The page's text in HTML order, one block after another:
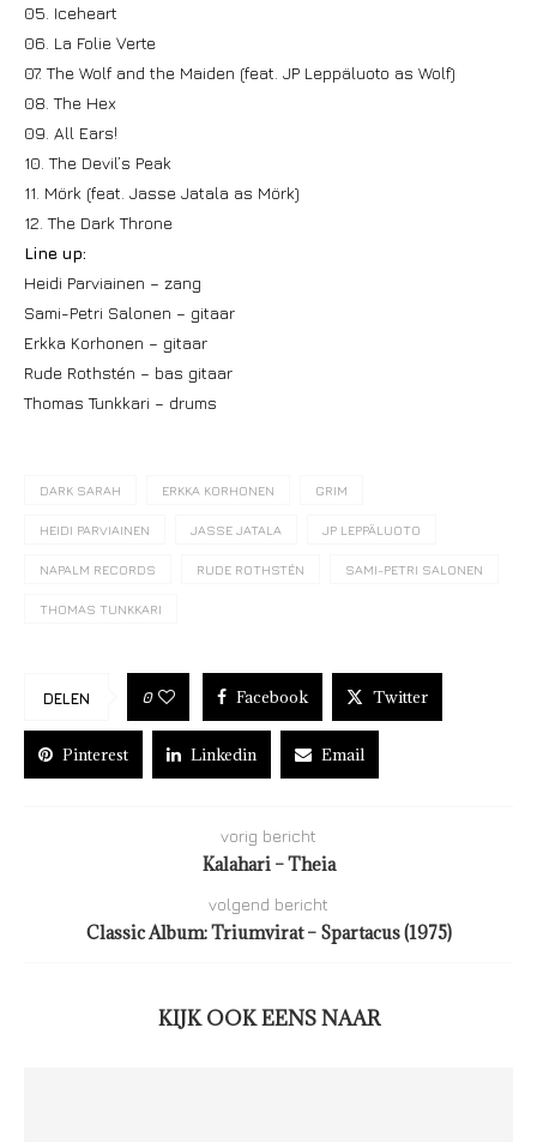
05. Iceheart
06. La Folie Verte
07. The Wolf and the Maiden (feat. JP Leppäluoto as Wolf)
08. The Hex
09. All Ears!
10. The Devil’s Peak
11. Mörk (feat. Jasse Jatala as Mörk)
12. The Dark Throne
Line up:
Heidi Parviainen – zang
Sami-Petri Salonen – gitaar
Erkka Korhonen – gitaar
Rude Rothstén – bas gitaar
Thomas Tunkkari – drums
DARK SARAH ERKKA KORHONEN GRIM
HEIDI PARVIAINEN JASSE JATALA JP LEPPÄLUOTO
NAPALM RECORDS RUDE ROTHSTÉN SAMI-PETRI SALONEN
THOMAS TUNKKARI
DELEN 0 Facebook Twitter
Pinterest Linkedin Email
vorig bericht
Kalahari – Theia
volgend bericht
Classic Album: Triumvirat – Spartacus (1975)
KIJK OOK EENS NAAR